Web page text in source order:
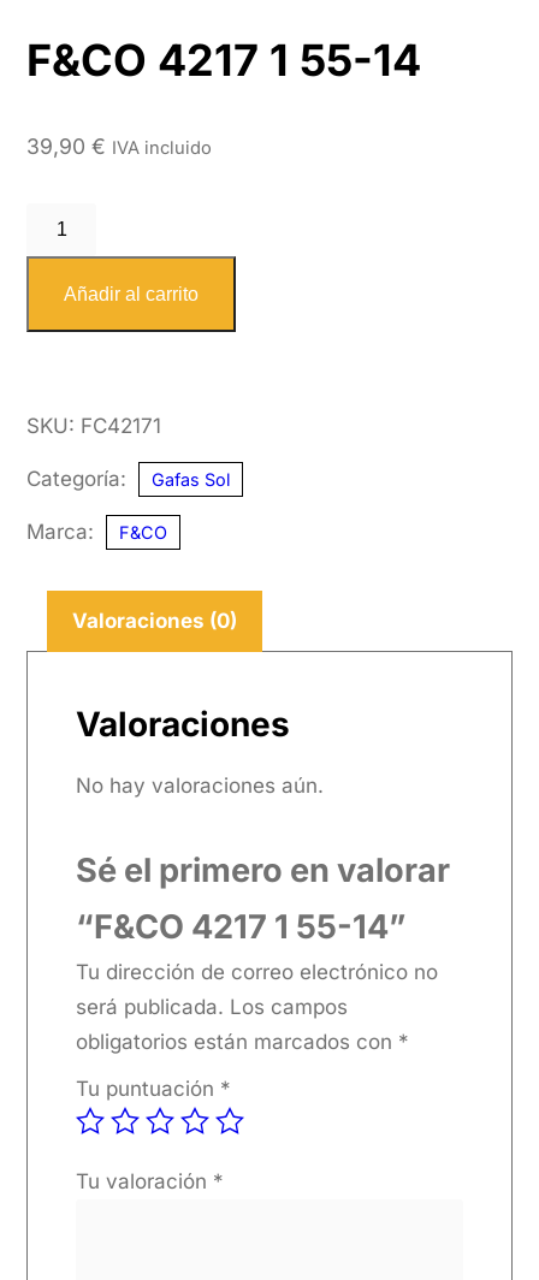
F&CO 4217 1 55-14
39,90€ IVA incluido
F&CO
4217
55-
Añadir al carrito
SKU: FC42171
Categoría: Gafas Sol
Marca: F&CO
Valoraciones (0)
Valoraciones
No hay valoraciones aún.
Sé el primero en valorar
“F&CO 4217 1 55-14”
Tu dirección de correo electrónico no
será publicada. Los campos
obligatorios están marcados con *
Tu puntuación *
Tu valoración *